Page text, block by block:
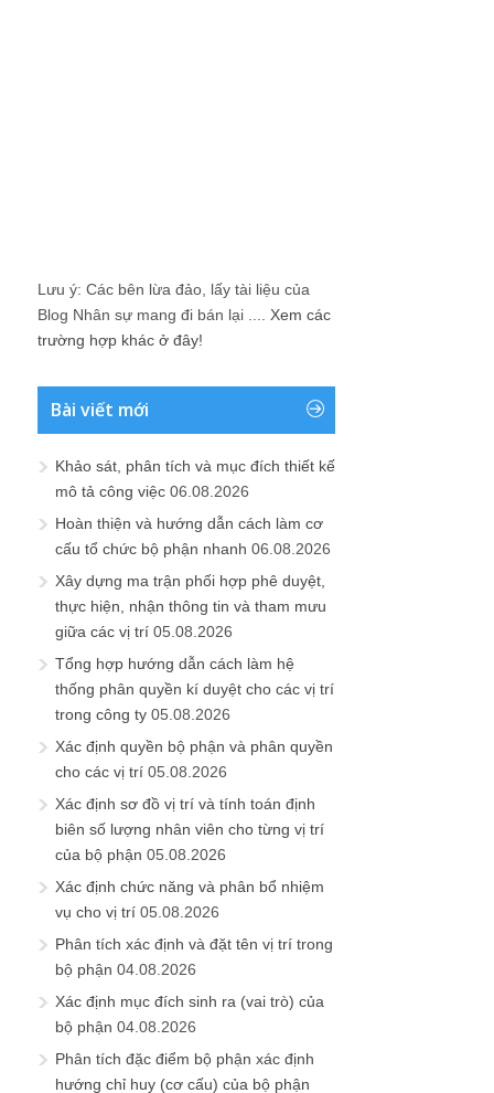
Lưu ý: Các bên lừa đảo, lấy tài liệu của
Blog Nhân sự mang đi bán lại .... Xem các
trường hợp khác ở đây!
Bài viết mới
Khảo sát, phân tích và mục đích thiết kế
mô tả công việc 06.08.2026
Hoàn thiện và hướng dẫn cách làm cơ
cấu tổ chức bộ phận nhanh 06.08.2026
Xây dựng ma trận phối hợp phê duyệt,
thực hiện, nhận thông tin và tham mưu
giữa các vị trí 05.08.2026
Tổng hợp hướng dẫn cách làm hệ
thống phân quyền kí duyệt cho các vị trí
trong công ty 05.08.2026
Xác định quyền bộ phận và phân quyền
cho các vị trí 05.08.2026
Xác định sơ đồ vị trí và tính toán định
biên số lượng nhân viên cho từng vị trí
của bộ phận 05.08.2026
Xác định chức năng và phân bổ nhiệm
vụ cho vị trí 05.08.2026
Phân tích xác định và đặt tên vị trí trong
bộ phận 04.08.2026
Xác định mục đích sinh ra (vai trò) của
bộ phận 04.08.2026
Phân tích đặc điểm bộ phận xác định
hướng chỉ huy (cơ cấu) của bộ phận